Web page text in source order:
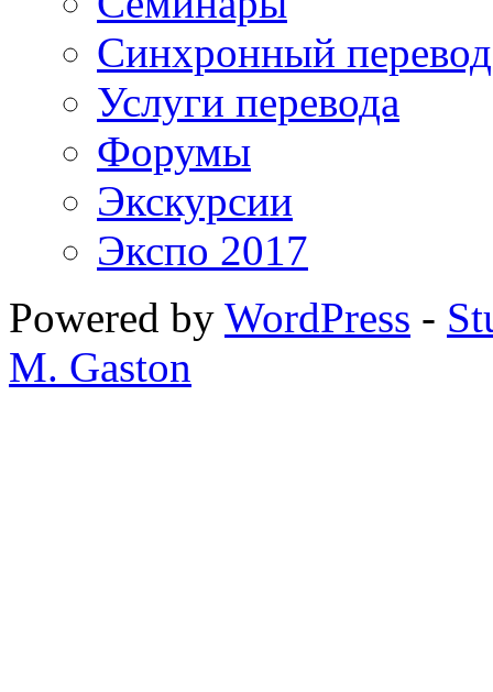
Синхронный перевод
Услуги перевода
Форумы
Экскурсии
Экспо 2017
Powered by WordPress -
M. Gaston